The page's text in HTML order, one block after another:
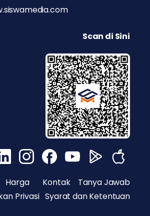
Scan di Sini
Harga KontakTanya Jawab
Privasi Syarat dan Ketentuan